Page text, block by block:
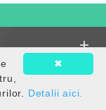
+
+
✖
Detalii aici.